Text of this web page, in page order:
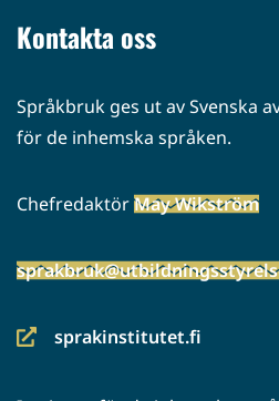
Kontakta oss
Språkbruk ges ut av Svenska
för de inhemska språken.
ChefredaktörMay Wikström
sprakinstitutet.fi
(siirryt